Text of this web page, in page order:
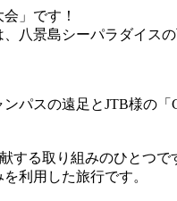
」です！
八景島シーパラダイス
パスの遠足とJTB様の
する取り組みのひとつで
利用した旅行です。